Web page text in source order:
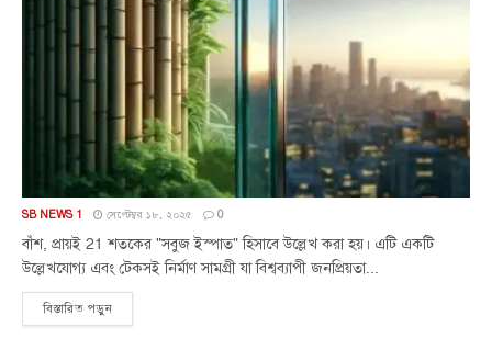
SB NEWS 1 সেপ্টেম্বর ১৮, ২০২৫ 0
বাঁশ, প্রায়ই 21 শতকের "সবুজ ইস্পাত" হিসাবে উল্লেখ করা হয়। এটি একটি
উল্লেখযোগ্য এবং টেকসই নির্মাণ সামগ্রী যা বিশ্বব্যাপী জনপ্রিয়তা...
বিস্তারিত পড়ুন